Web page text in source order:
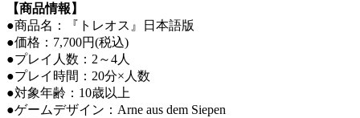
【商品情報】
●商品名：『トレオス』日本語版
●価格：7,700円(税込)
●プレイ人数：2～4人
●プレイ時間：20分×人数
●対象年齢：10歳以上
●ゲームデザイン：Arne aus dem Siepen